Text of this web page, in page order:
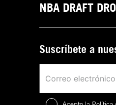
NBA DRAFT
Suscríbete a